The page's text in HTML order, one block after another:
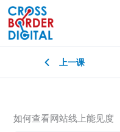
上一课
如何查看网站线上能见度